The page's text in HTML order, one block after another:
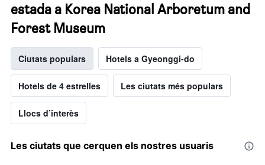
estada a Korea National Arboretum and
Forest Museum
Ciutats populars Hotels a Gyeonggi-do
Hotels de 4 estrelles Les ciutats més populars
Llocs d’interès
Les ciutats que cerquen els nostres usuaris